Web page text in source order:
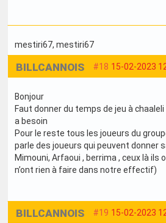
mestiri67, mestiri67
#18 15-02-2023
BILLCANNOIS
Bonjour
Faut donner du temps de jeu à
a besoin
Pour le reste tous les joueurs du
parle des joueurs qui peuvent donner
Mimouni, Arfaoui , berrima , ceux là ils
n’ont rien à faire dans notre effectif)
#19 15-02-2023
BILLCANNOIS